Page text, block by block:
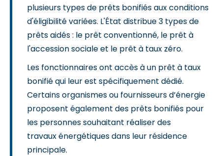
plusieurs types de prêts bonifiés aux conditions
d'éligibilité variées. L'État distribue 3 types de
prêts aidés : le prêt conventionné, le prêt à
l'accession sociale et le prêt à taux zéro.
Les fonctionnaires ont accès à un prêt à taux
bonifié qui leur est spécifiquement dédié.
Certains organismes ou fournisseurs d’énergie
proposent également des prêts bonifiés pour
les personnes souhaitant réaliser des
travaux énergétiques dans leur résidence
principale.